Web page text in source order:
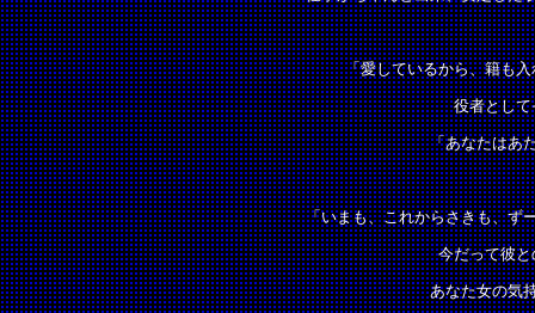
「愛しているから、籍も
役者とし
「あなたはあ
「いまも、これからさきも、ず
今だって彼
あなた女の気